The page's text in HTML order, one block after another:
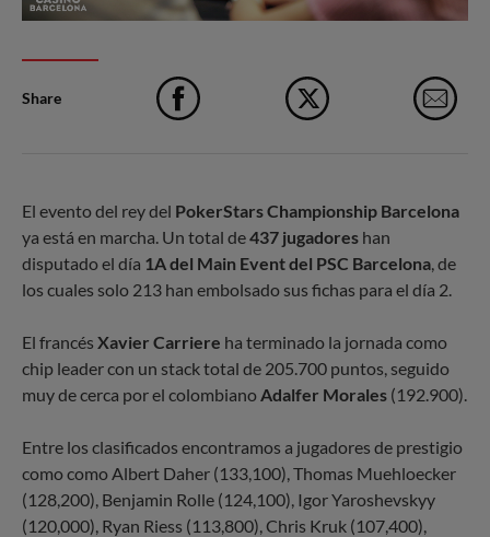
Share
El evento del rey del PokerStars Championship Barcelona
ya está en marcha. Un total de437 jugadores han
disputado el día 1A del Main Event del PSC Barcelona , de
los cuales solo 213 han embolsado sus fichas para el día 2.
El francés Xavier Carriere ha terminado la jornada como
chip leader con un stack total de 205.700 puntos, seguido
muy de cerca por el colombiano Adalfer Morales (192.900).
Entre los clasificados encontramos a jugadores de prestigio
como como Albert Daher (133,100), Thomas Muehloecker
(128,200), Benjamin Rolle (124,100), Igor Yaroshevskyy
(120,000), Ryan Riess (113,800), Chris Kruk (107,400),